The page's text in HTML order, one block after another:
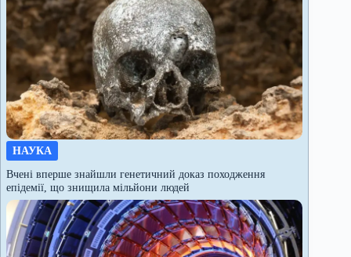
НАУКА
Вчені вперше знайшли генетичний доказ походження
епідемії, що знищила мільйони людей